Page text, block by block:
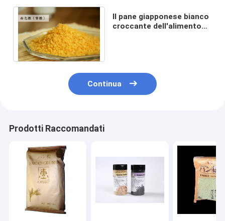
Il pane giapponese bianco
croccante dell'alimento
Continua
Prodotti Raccomandati